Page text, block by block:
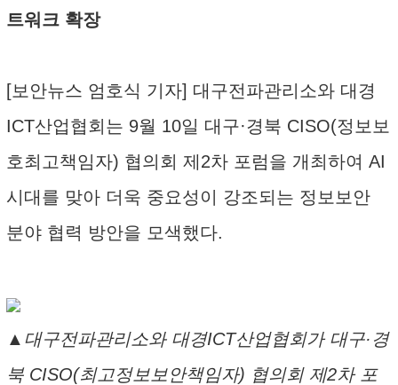
트워크 확장
[보안뉴스 엄호식 기자] 대구전파관리소와 대경
ICT산업협회는 9월 10일 대구·경북 CISO(정보보
호최고책임자) 협의회 제2차 포럼을 개최하여 AI
시대를 맞아 더욱 중요성이 강조되는 정보보안
분야 협력 방안을 모색했다.
▲대구전파관리소와 대경ICT산업협회가 대구·경
북 CISO(최고정보보안책임자) 협의회 제2차 포